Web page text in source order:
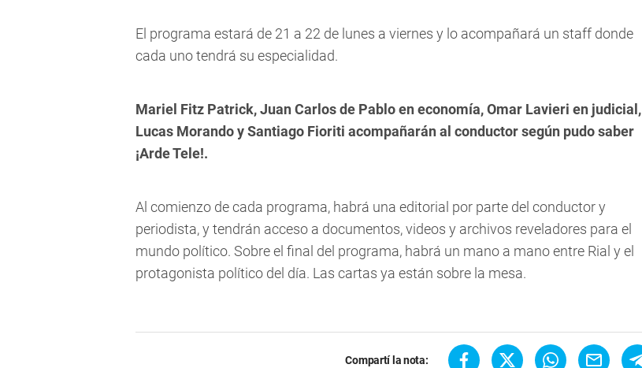
El programa estará de 21 a 22 de lunes a viernes y lo acompañará un staff donde
cada uno tendrá su especialidad.
Mariel Fitz Patrick, Juan Carlos de Pablo en economía, Omar Lavieri en judicial,
Lucas Morando y Santiago Fioriti acompañarán al conductor según pudo saber
¡Arde Tele!.
Al comienzo de cada programa, habrá una editorial por parte del conductor y
periodista, y tendrán acceso a documentos, videos y archivos reveladores para el
mundo político. Sobre el final del programa, habrá un mano a mano entre Rial y el
protagonista político del día. Las cartas ya están sobre la mesa.
Compartí la nota: